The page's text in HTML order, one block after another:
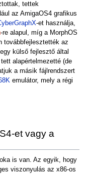
tettek
az AmigaOS4 grafikus
-et használja,
-re alapul, míg a MorphOS
továbbfejlesztették az
külső fejlesztő által
alapértelmezetté (de
a másik fájlrendszert
emulátor, mely a régi
et vagy a
is van. Az egyik, hogy
viszonyulás az x86-os